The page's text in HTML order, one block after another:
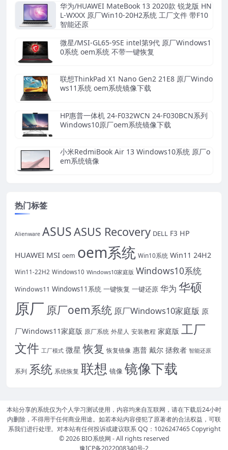
华为/HUAWEI MateBook 13 2020款 锐龙版 HN
L-WXXX 原厂Win10-20H2系统 工厂文件 带F10
智能还原
微星/MSI-GL65-9SE intel第9代 原厂Windows1
0系统 oem系统 不带一键恢复
联想ThinkPad X1 Nano Gen2 21E8 原厂Windo
ws11系统 oem系统镜像下载
HP惠普一体机 24-F032WCN 24-F030BCN系列
Windows10原厂oem系统镜像下载
小米RedmiBook Air 13 Windows10系统 原厂o
em系统镜像
热门标签
Alienware ASUSASUS Recovery DELL F3 HP
HUAWEI MSI oem oem系统 Win10系统 Win11 24H2
Win11-22H2 Windows10 Windows10家庭版 Windows10系统
Windows11 Windows11系统 一键恢复 一键还原 华为 华硕
原厂 原厂oem系统 原厂Windows10家庭版 原
厂Windows11家庭版 原厂系统 外星人 安装教程 家庭版 工厂
文件 工厂模式 微星 恢复 恢复镜像 惠普 戴尔 拯救者 智能还原
系列 系统 系统恢复 联想 镜像 镜像下载
本站分享的系统仅为个人学习测试使用，内容均来自互联网，请在下载后24小时
内删除，不得用于任何商业用途。如若本站内容侵犯了原著者的合法权益，可联
系我们进行处理。对本站有任何投诉或建议联系 QQ：1026247465 Copyright
© 2026 BIO系统网 - All rights reserved